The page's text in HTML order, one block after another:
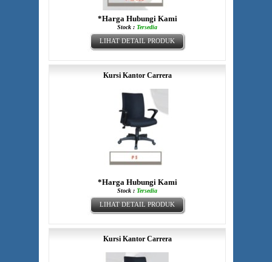
*Harga Hubungi Kami
Stock : Tersedia
LIHAT DETAIL PRODUK
Kursi Kantor Carrera
*Harga Hubungi Kami
Stock : Tersedia
LIHAT DETAIL PRODUK
Kursi Kantor Carrera